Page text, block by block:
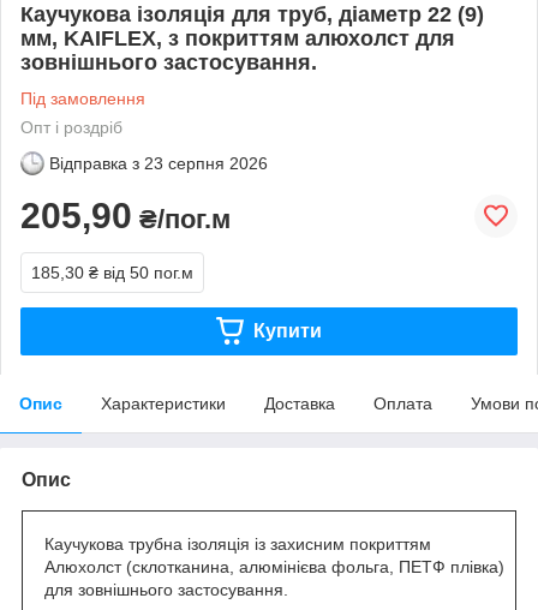
Каучукова ізоляція для труб, діаметр 22 (9)
мм, KAIFLEX, з покриттям алюхолст для
зовнішнього застосування.
Під замовлення
Опт і роздріб
Відправка з 23 серпня 2026
205,90 ₴/пог.м
185,30 ₴ від 50 пог.м
Купити
Опис Характеристики Доставка Оплата Умови
Опис
Каучукова трубна ізоляція із захисним покриттям
Алюхолст (склотканина, алюмінієва фольга, ПЕТФ плівка)
для зовнішнього застосування.